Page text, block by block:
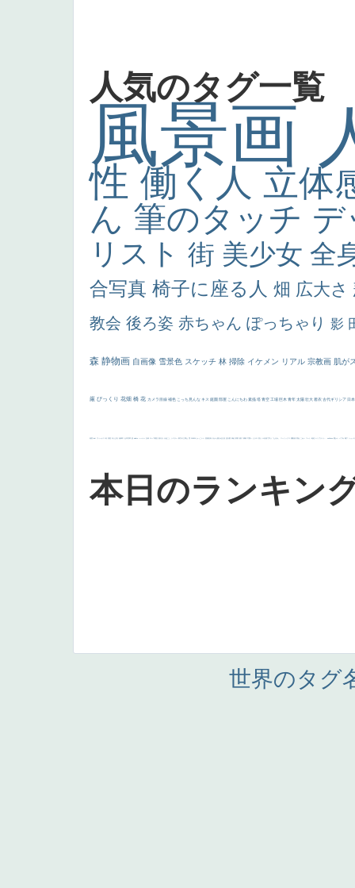
人気のタグ一覧
風景画
性 働く人 立体
ん 筆のタッチ
リスト 街 美少女 全
合写真 椅子に座る人 畑 広大さ
教会 後ろ姿 赤ちゃん ぽっちゃり 影
森 静物画 自画像 雪景色 スケッチ 林 掃除 イケメン リアル 宗教画 肌が
厳 びっくり 花畑 橋 花 カメラ目線 補色 こっち見んな キス 庭園 部屋 こんにちわ 素描 塔 青空 工場 巨木 青年 太陽 壮大 着衣 古代ギリシア 日
画質 last ヴィーナス 剣 白人少女 食事中 山本芳翠 麦 alciato ハーレム 女神 ローマ教皇 奥行き 火起こし シスター 東方の三博士 114514 かっこいい 受胎告知 天から覗き込む顔 設計図 挿絵 群衆 親子 裸婦 可愛い ピサロ ＃名画で学ぶ「たるみ」 ニーソックス 躍動感 黄色 こわい コート 畦道 レンブラント・ sekkusu 暖かい バブみ 靴下 ショッ
本日のランキン
世界のタグ